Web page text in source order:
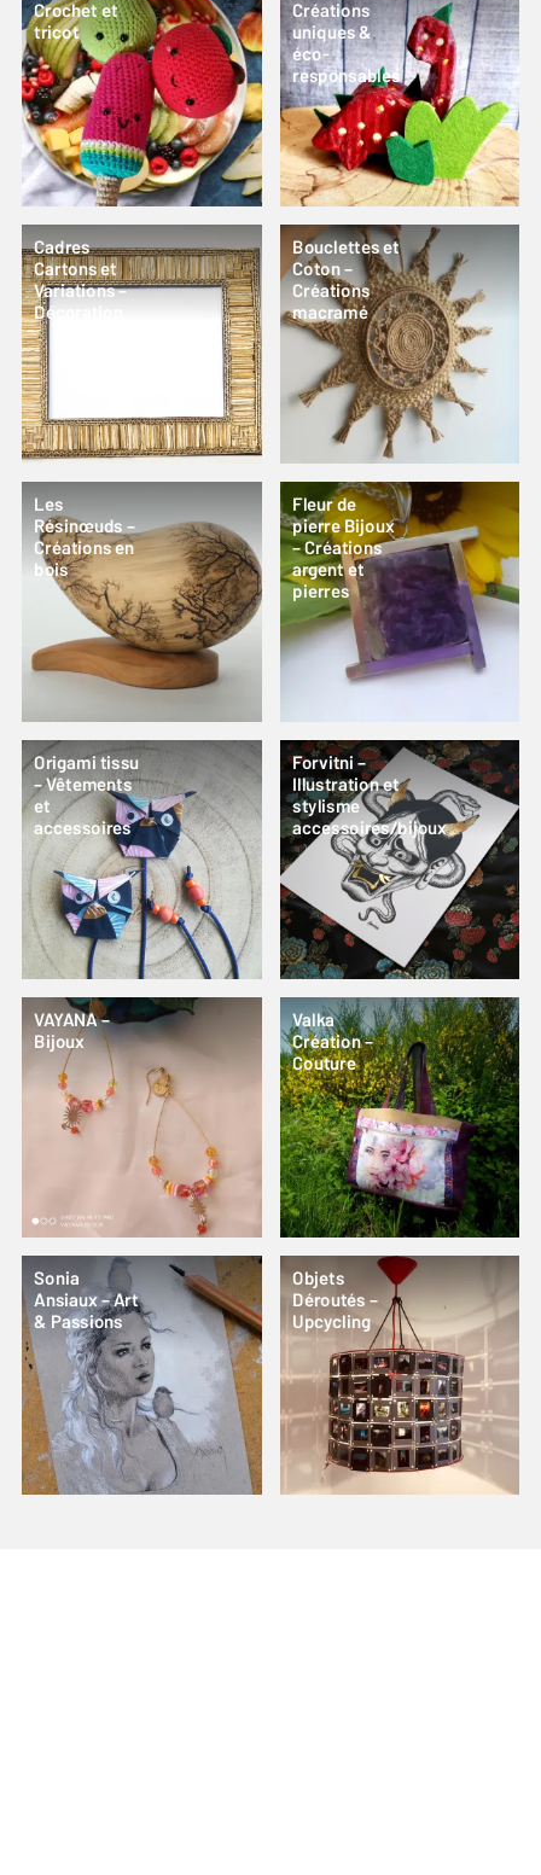
Crochet et
tricot
Créations
uniques &
éco-
responsables
Cadres
Cartons et
Variations –
Décoration
Bouclettes et
Coton –
Créations
macramé
Les
Résinœuds –
Créations en
bois
Fleur de
pierre Bijoux
– Créations
argent et
pierres
Origami tissu
– Vêtements
et
accessoires
Forvitni –
Illustration et
stylisme
accessoires/bijoux
VAYANA –
Bijoux
Valka
Création –
Couture
Sonia
Ansiaux – Art
& Passions
Objets
Déroutés –
Upcycling